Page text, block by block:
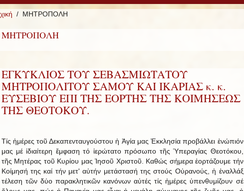
ΜΗΤΡΟΠΟΛΗ
ΜΗΤΡΟΠΟΛΗ
ΕΓΚΥΚΛΙΟΣ ΤΟΥ ΣΕΒΑΣΜΙΩΤΑΤΟΥ
ΜΗΤΡΟΠΟΛΙΤΟΥ ΣΑΜΟΥ ΚΑΙ ΙΚΑΡΙΑΣ κ. κ.
ΕΥΣΕΒΙΟΥ ΕΠΙ ΤΗΣ ΕΟΡΤΗΣ ΤΗΣ ΚΟΙΜΗΣΕΩΣ
ΤΗΣ ΘΕΟΤΟΚΟΥ.
Τίς ἡμέρες τοῦ Δεκαπενταυγούστου ἡ Ἁγία μας Ἐκκλησία προβάλλει ἐνώπιόν
μας μέ ἰδιαίτερη ἔμφαση τό ἱερώτατο πρόσωπο τῆς Ὑπεραγίας Θεοτόκου,
τῆς Μητέρας τοῦ Κυρίου μας Ἰησοῦ Χριστοῦ. Καθώς σήμερα ἑορτάζουμε τήν
Κοίμησή της καί τήν μετ' αὐτήν μετάστασή της στούς Οὐρανούς, ἡ ἐναλλάξ
τέλεση τῶν δύο παρακλητικῶν κανόνων αὐτές τίς ἡμέρες ὑπενθυμίζουν σέ